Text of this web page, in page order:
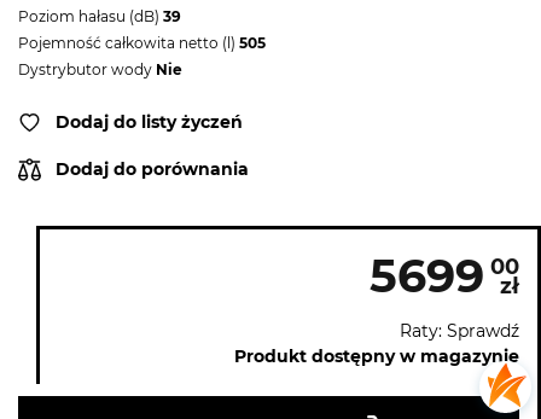
Poziom hałasu (dB) 39
Pojemność całkowita netto (l) 505
Dystrybutor wody Nie
Dodaj do listy życzeń
Dodaj do porównania
5699 00
zł
Raty: Sprawdź
Produkt dostępny w magazynie